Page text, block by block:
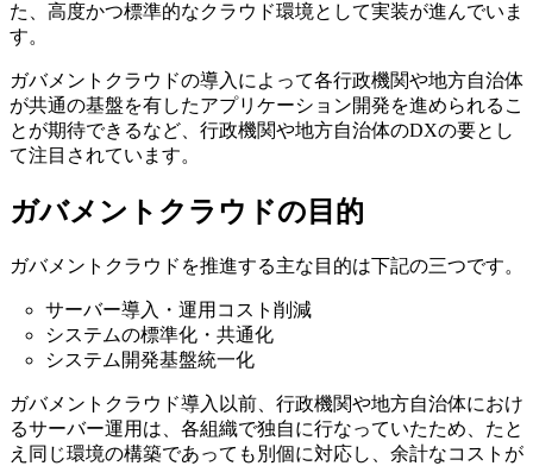
た、高度かつ標準的なクラウド環境として実装が進んでいま
す。
ガバメントクラウドの導入によって各行政機関や地方自治体
が共通の基盤を有したアプリケーション開発を進められるこ
とが期待できるなど、行政機関や地方自治体のDXの要とし
て注目されています。
ガバメントクラウドの目的
ガバメントクラウドを推進する主な目的は下記の三つです。
サーバー導入・運用コスト削減
システムの標準化・共通化
システム開発基盤統一化
ガバメントクラウド導入以前、行政機関や地方自治体におけ
るサーバー運用は、各組織で独自に行なっていたため、たと
え同じ環境の構築であっても別個に対応し、余計なコストが